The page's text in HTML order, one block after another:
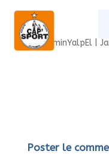
parAdminYalpEl|
Poster le